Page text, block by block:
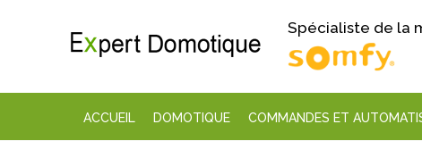
Spécialiste de la
ACCUEIL DOMOTIQUE COMMANDES ET